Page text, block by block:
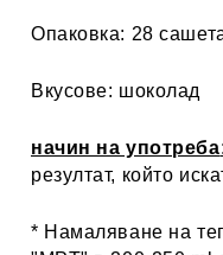
Опаковка: 28
Вкусове: шоколад
начин на употреба:
резултат, който
* Намаляване на